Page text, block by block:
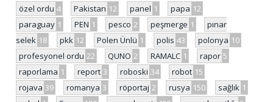
özel ordu 4 Pakistan 12 panel 1 papa 12
paraguay 1 PEN 1 pesco 2 peşmerge 1
pınar
selek 18 pkk 12 Polen Ünlü 1 polis 43 polonya 10
profesyonel ordu 22 QUNO 2 RAMALC 1 rapor 5
raporlama 1 report 3 roboski 34 robot 15
rojava 39 romanya 3 röportaj 2 rusya 150 sağlık 1